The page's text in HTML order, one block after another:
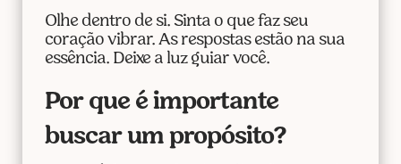
Olhe dentro de si. Sinta o que faz seu
coração vibrar. As respostas estão na sua
essência. Deixe a luz guiar você.
Por que é importante
buscar um propósito?